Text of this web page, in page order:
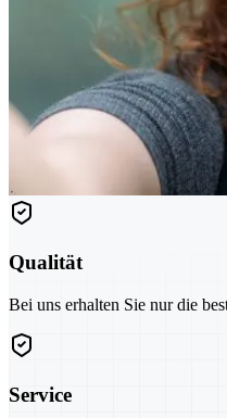
Qualität
Bei uns erhalten Sie nur die
Service